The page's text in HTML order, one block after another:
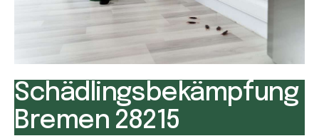
Schädlingsbekämpfung
Bremen 28215